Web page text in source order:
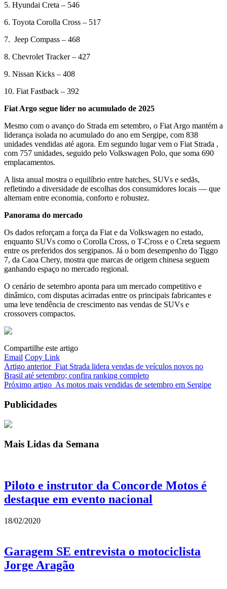
5. Hyundai Creta – 546
6. Toyota Corolla Cross – 517
7. Jeep Compass – 468
8. Chevrolet Tracker – 427
9. Nissan Kicks – 408
10. Fiat Fastback – 392
Fiat Argo segue líder no acumulado de 2025
Mesmo com o avanço do Strada em setembro, o Fiat Argo mantém a
liderança isolada no acumulado do ano em Sergipe, com 838
unidades vendidas até agora. Em segundo lugar vem o Fiat Strada ,
com 757 unidades, seguido pelo Volkswagen Polo, que soma 690
emplacamentos.
A lista anual mostra o equilíbrio entre hatches, SUVs e sedãs,
refletindo a diversidade de escolhas dos consumidores locais — que
alternam entre economia, conforto e robustez.
Panorama do mercado
Os dados reforçam a força da Fiat e da Volkswagen no estado,
enquanto SUVs como o Corolla Cross, o T-Cross e o Creta seguem
entre os preferidos dos sergipanos. Já o bom desempenho do Tiggo
7, da Caoa Chery, mostra que marcas de origem chinesa seguem
ganhando espaço no mercado regional.
O cenário de setembro aponta para um mercado competitivo e
dinâmico, com disputas acirradas entre os principais fabricantes e
uma leve tendência de crescimento nas vendas de SUVs e
crossovers compactos.
Compartilhe este artigo
Email Copy Link
Artigo anterior Fiat Strada lidera vendas de veículos novos no
Brasil até setembro; confira ranking completo
Próximo artigo As motos mais vendidas de setembro em Sergipe
Publicidades
Mais Lidas da Semana
Piloto e instrutor da Concorde Motos é
destaque em evento nacional
18/02/2020
Garagem SE entrevista o motociclista
Jorge Aragão